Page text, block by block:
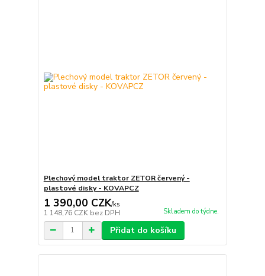
Plechový model traktor ZETOR červený -
plastové disky - KOVAPCZ
1 390,00 CZK/ks
1 148,76 CZK bez DPH Skladem do týdne.
Přidat do košíku